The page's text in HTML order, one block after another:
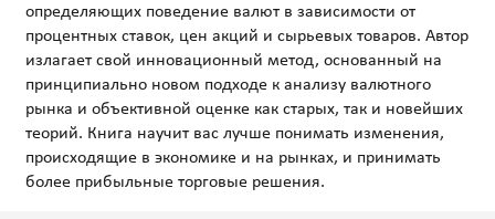
определяющих поведение валют в зависимости от
процентных ставок, цен акций и сырьевых товаров. Автор
излагает свой инновационный метод, основанный на
принципиально новом подходе к анализу валютного
рынка и объективной оценке как старых, так и новейших
теорий. Книга научит вас лучше понимать изменения,
происходящие в экономике и на рынках, и принимать